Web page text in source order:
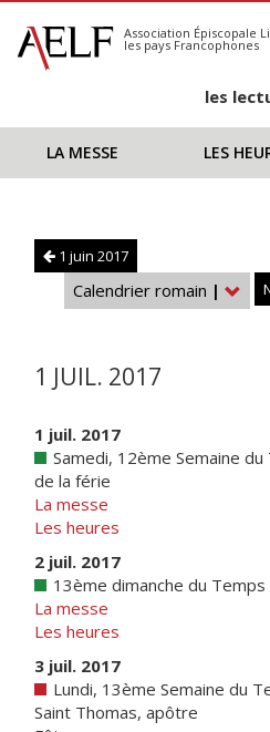
S'abonner
Calendrier
Association Épiscopale
les pays Francophones
les
LA MESSE LES
1 juin 2017
Calendrier romain |
1 JUIL. 2017
1 juil. 2017
Samedi, 12ème Semaine
de la férie
La messe
Les heures
2 juil. 2017
13ème dimanche du
La messe
Les heures
3 juil. 2017
Lundi, 13ème Semaine du
Saint Thomas, apôtre